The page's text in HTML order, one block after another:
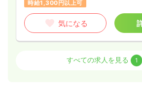
時給1,300円以上可
気になる
正看護師
すべての求人を見る 1